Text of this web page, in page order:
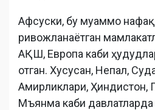
Афсуски, бу муаммо
ривожланаётган
AҚШ, Европа каби
отган. Хусусан, Непал,
Амирликлари, Ҳиндис­тон,
Мъянма каби давлатларда